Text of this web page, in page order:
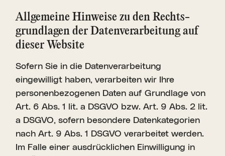
Allge­meine Hinweise zu den Rechts­
grund­lagen der Daten­ver­ar­beitung auf
dieser Website
Sofern Sie in die Datenverarbeitung
eingewilligt haben, verarbeiten wir Ihre
personenbezogenen Daten auf Grundlage von
Art. 6 Abs. 1 lit. a DSGVO bzw. Art. 9 Abs. 2 lit.
a DSGVO, sofern besondere Datenkategorien
nach Art. 9 Abs. 1 DSGVO verarbeitet werden.
Im Falle einer ausdrücklichen Einwilligung in